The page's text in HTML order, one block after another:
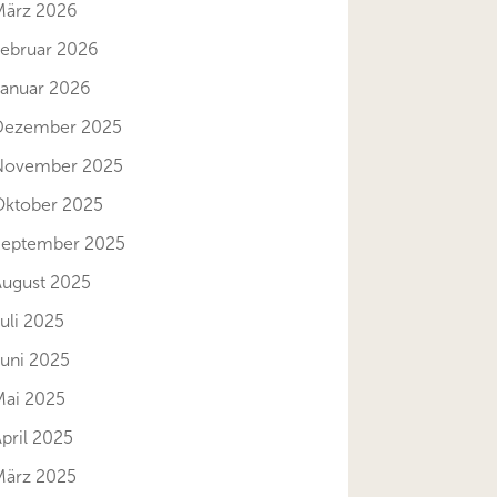
2026
2026
2026
2025
2025
2025
2025
2025
2025
2025
2025
2025
2025